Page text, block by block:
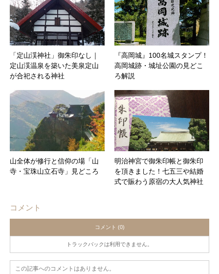
「定山渓神社」御朱印なし｜
定山渓温泉を築いた美泉定山
が合祀される神社
『高岡城』100名城スタンプ！
高岡城跡・城址公園の見どこ
ろ解説
山全体が修行と信仰の場「山
寺・宝珠山立石寺」見どころ
明治神宮で御朱印帳と御朱印
を頂きました！七五三や結婚
式で賑わう原宿の大人気神社
コメント
コメント (0)
トラックバックは利用できません。
この記事へのコメントはありません。